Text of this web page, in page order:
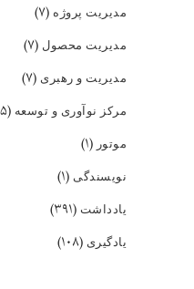
مدیریت پروژه (۷)
مدیریت محصول (۷)
مدیریت و رهبری (۷)
مرکز نوآوری و توسعه (۱۵)
موتور (۱)
نویسندگی (۱)
یادداشت (۳۹۱)
یادگیری (۱۰۸)